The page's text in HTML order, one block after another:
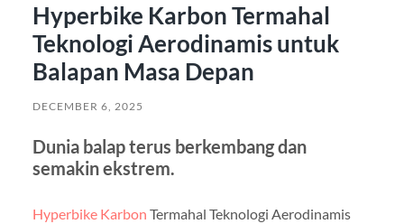
Hyperbike Karbon Termahal
Teknologi Aerodinamis untuk
Balapan Masa Depan
DECEMBER 6, 2025
Dunia balap terus berkembang dan
semakin ekstrem.
Hyperbike Karbon Termahal Teknologi Aerodinamis